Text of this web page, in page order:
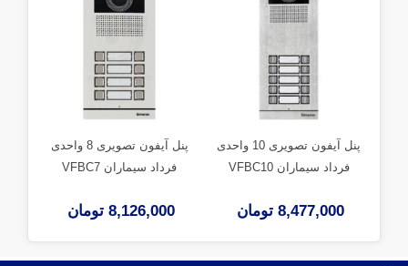
پنل آیفون تصویری 10 واحدی
فرداد سیماران VFBC10
8,477,000 تومان
پنل آیفون تصویری 8 واحدی
فرداد سیماران VFBC7
8,126,000 تومان